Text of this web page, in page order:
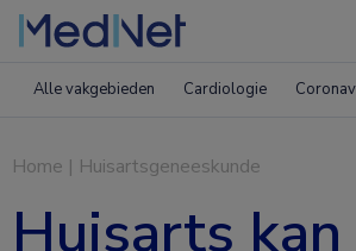
Alle vakgebieden Cardiologie
Home | Huisartsgeneeskunde
Huisarts kan